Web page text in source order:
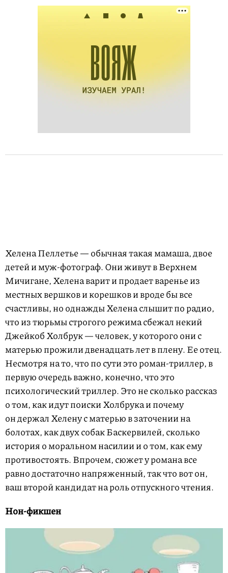
Хелена Пеллетье — обычная такая мамаша, двое
детей и муж-фотограф. Они живут в Верхнем
Мичигане, Хелена варит и продает варенье из
местных вершков и корешков и вроде бы все
счастливы, но однажды Хелена слышит по радио,
что из тюрьмы строгого режима сбежал некий
Джейкоб Холбрук — человек, у которого они с
матерью прожили двенадцать лет в плену. Ее отец.
Несмотря на то, что по сути это роман-триллер, в
первую очередь важно, конечно, что это
психологический триллер. Это не сколько рассказ
о том, как идут поиски Холбрука и почему
он держал Хелену с матерью в заточении на
болотах, как двух собак Баскервилей, сколько
история о моральном насилии и о том, как ему
противостоять. Впрочем, сюжет у романа все
равно достаточно напряженный, так что вот он,
ваш второй кандидат на роль отпускного чтения.
Нон-фикшен